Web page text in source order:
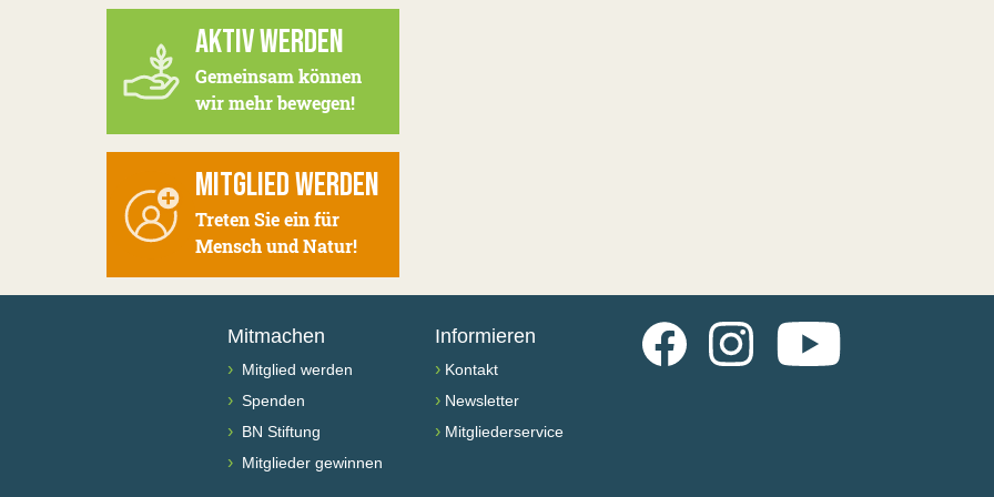
AKTIV WERDEN
Gemeinsam können
wir mehr bewegen!
MITGLIED WERDEN
Treten Sie ein für
Mensch und Natur!
Mitmachen
› Mitglied werden
› Spenden
› BN Stiftung
› Mitglieder gewinnen
Informieren
› Kontakt
› Newsletter
› Mitgliederservice
FacebookInstagramYouTube